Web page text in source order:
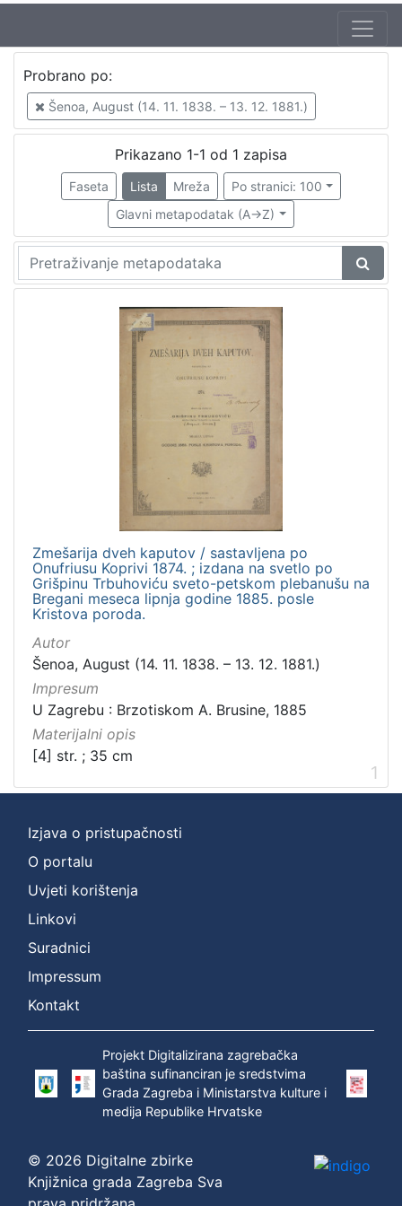
Jezik
hrvatski
cjelina
Zagreb na pragu modernog doba
Probrano po:
Šenoa, August (14. 11. 1838. – 13. 12. 1881.)
Prikazano 1-1 od 1 zapisa
Faseta Lista Mreža
Po stranici: 100
Glavni metapodatak (A->Z)
Zmešarija dveh kaputov / sastavljena po
Onufriusu Koprivi 1874. ; izdana na svetlo po
Grišpinu Trbuhoviću sveto-petskom plebanušu na
Bregani meseca lipnja godine 1885. posle
Kristova poroda.
Autor
Šenoa, August (14. 11. 1838. – 13. 12. 1881.)
Impresum
U Zagrebu : Brzotiskom A. Brusine, 1885
Materijalni opis
[4] str. ; 35 cm
1
Izjava o pristupačnosti
O portalu
Uvjeti korištenja
Linkovi
Suradnici
Impressum
Kontakt
Projekt Digitalizirana zagrebačka
baština sufinanciran je sredstvima
Grada Zagreba i Ministarstva kulture i
medija Republike Hrvatske
© 2026 Digitalne zbirke
Knjižnica grada Zagreba Sva